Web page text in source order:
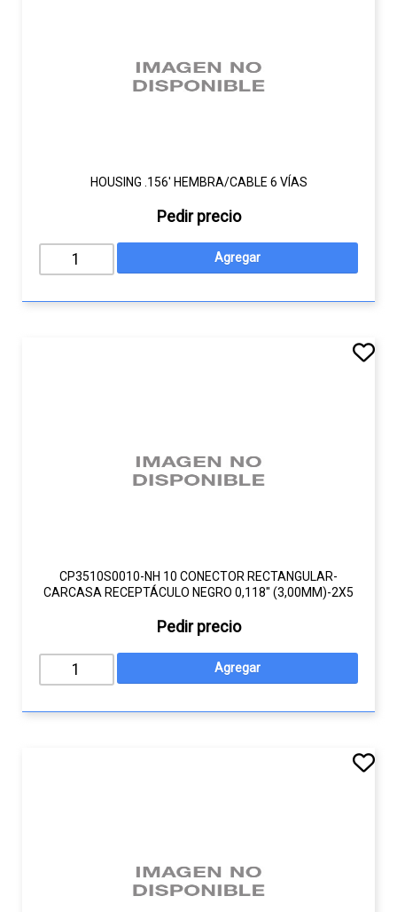
HOUSING .156' HEMBRA/CABLE 6 VÍAS
Pedir precio
CP3510S0010-NH 10 CONECTOR RECTANGULAR-
CARCASA RECEPTÁCULO NEGRO 0,118" (3,00MM)-2X5
Pedir precio